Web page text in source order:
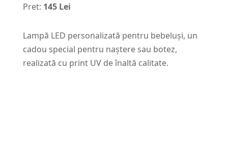
Pret: 145 Lei
Lampă LED personalizată pentru bebeluși, un
cadou special pentru naștere sau botez,
realizată cu print UV de înaltă calitate.